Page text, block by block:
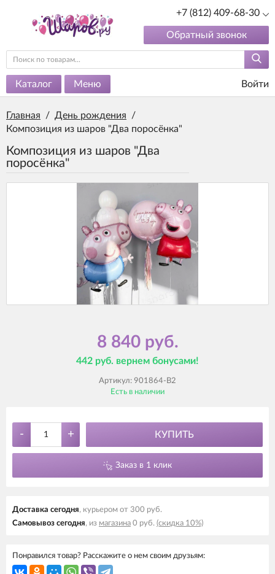
+7 (812) 409-68-30
Обратный звонок
Каталог Меню Войти
Главная / День рождения
/
Композиция из шаров "Два поросёнка"
Композиция из шаров "Два
поросёнка"
8 840 руб.
442 руб. вернем бонусами!
Артикул: 901864-B2
Есть в наличии
- + КУПИТЬ
Заказ в 1 клик
Доставка cегодня, курьером от 300 руб.
Самовывоз cегодня, из магазина 0 руб. (скидка 10%)
Понравился товар? Расскажите о нем своим друзьям: